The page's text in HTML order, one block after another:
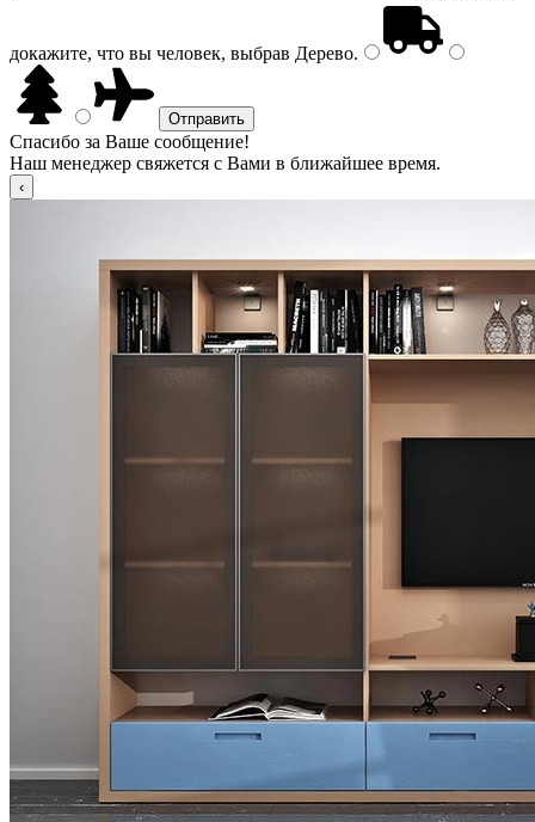
докажите, что вы человек, выбрав Дерево.
Спасибо за Ваше сообщение!
Наш менеджер свяжется с Вами в ближайшее время.